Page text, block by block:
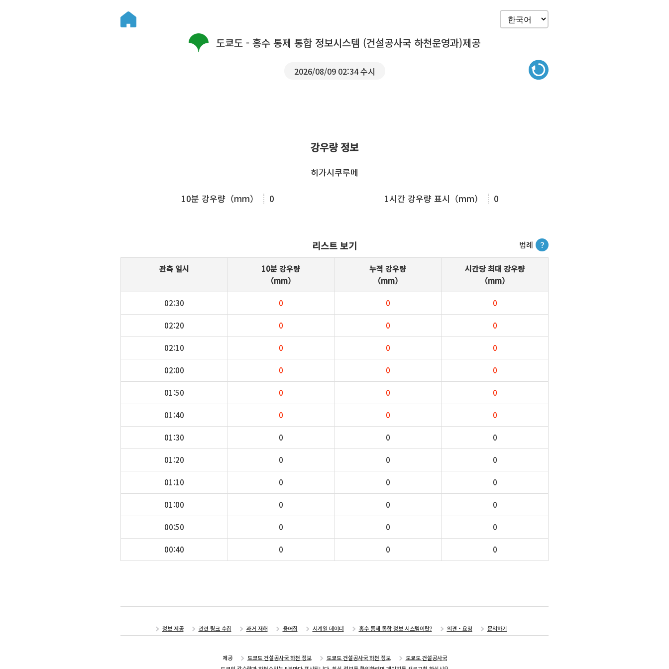
도쿄도 - 홍수 통제 통합 정보시스템 (건설공사국 하천운영과)제공
2026/08/09 02:34 수시
강우량 정보
히가시쿠루메
10분 강우량（mm） 0 1시간 강우량 표시（mm） 0
범례 ？
리스트 보기
관측 일시
10분 강우량
（mm）
누적 강우량
（mm）
시간당 최대 강우량
（mm）
02:30 0 0 0
02:20 0 0 0
02:10 0 0 0
02:00 0 0 0
01:50 0 0 0
01:40 0 0 0
01:30 0 0 0
01:20 0 0 0
01:10 0 0 0
01:00 0 0 0
00:50 0 0 0
00:40 0 0 0
정보 제공 관련 링크 수집 과거 재해 용어집 시계열 데이터 홍수 통제 통합 정보 시스템이란? 의견・요청 문의하기
제공 도쿄도 건설공사국 하천 정보 도쿄도 건설공사국 하천 정보
도쿄도 건설공사국